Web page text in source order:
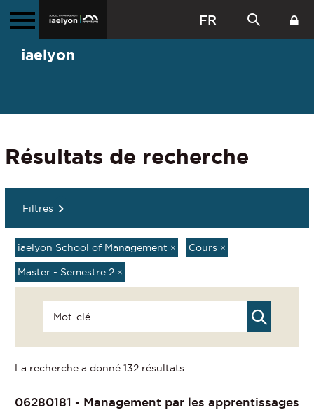
FR
iaelyon
Résultats de recherche
Filtres
iaelyon School of Management × Cours ×
Master - Semestre 2 ×
La recherche a donné 132 résultats
06280181 - Management par les apprentissages